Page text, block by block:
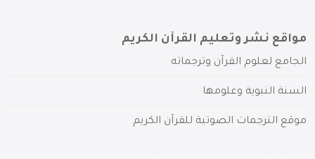
مواقع نشر وتعليم القرآن الكريم
الجامع لعلوم القرآن وترجماته
السنة النبوية وعلومها
موقع الترجمات الصوتية للقرآن الكريم